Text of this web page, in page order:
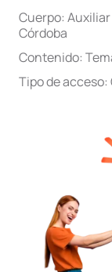
Cuerpo:
Córdoba
Contenido:
Tipo de acceso: